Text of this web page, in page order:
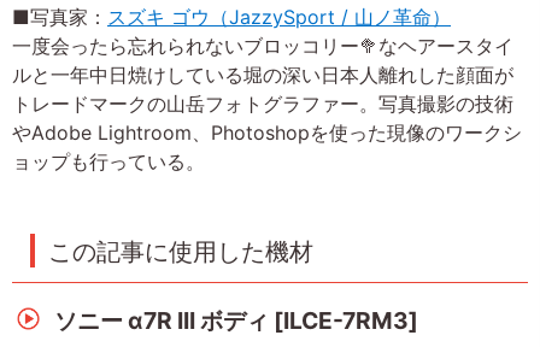
■写真家： スズキ ゴウ（JazzySport / 山ノ革命）
一度会ったら忘れられないブロッコリー🥦なヘアースタイ
ルと一年中日焼けしている堀の深い日本人離れした顔面が
トレードマークの山岳フォトグラファー。写真撮影の技術
やAdobe Lightroom、Photoshopを使った現像のワークシ
ョップも行っている。
この記事に使用した機材
ソニー α7R III ボディ [ILCE-7RM3]